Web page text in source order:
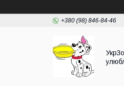
+380 (98) 846-84-46